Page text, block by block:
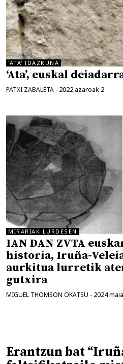
'ATA' IDAZKUNA
‘Ata’, euskal
PATXI ZABALETA - 2022 azaroak 2
MIRARIAK LURDESEN
IAN DAN ZVTA
historia, Iruña-
aurkitua lurretik
gutxira
MIGUEL THOMSON OKATSU - 2024
Erantzun bat